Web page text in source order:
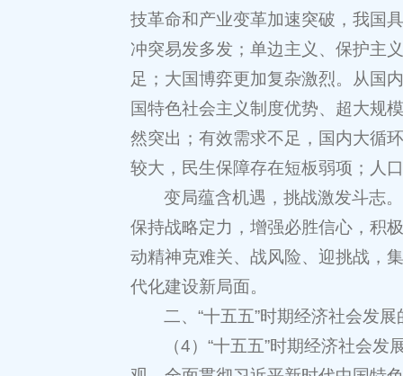
技革命和产业变革加速突破，我国
冲突易发多发；单边主义、保护主
足；大国博弈更加复杂激烈。从国
国特色社会主义制度优势、超大规
然突出；有效需求不足，国内大循
较大，民生保障存在短板弱项；人
变局蕴含机遇，挑战激发斗志
保持战略定力，增强必胜信心，积
动精神克难关、战风险、迎挑战，
代化建设新局面。
二、“十五五”时期经济社会发
（4）“十五五”时期经济社会